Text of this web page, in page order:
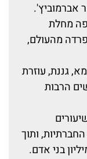
בגופה מחלת
מהעולם,
גננת, עוזרת
הרבות
ותוך